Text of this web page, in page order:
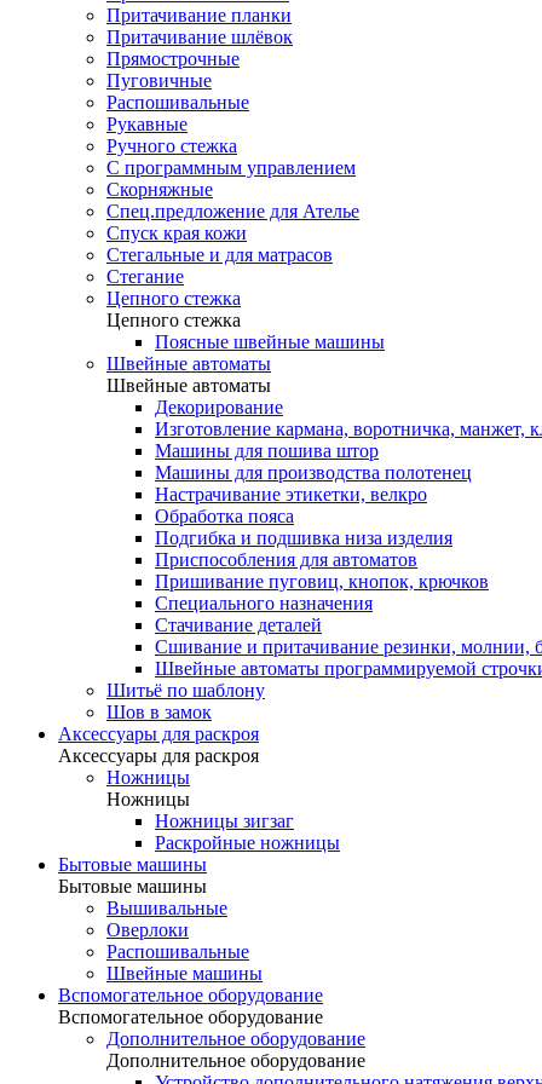
Притачивание планки
Притачивание шлёвок
Прямострочные
Пуговичные
Распошивальные
Рукавные
Ручного стежка
С программным управлением
Скорняжные
Спец.предложение для Ателье
Спуск края кожи
Стегальные и для матрасов
Стегание
Цепного стежка
Цепного стежка
Поясные швейные машины
Швейные автоматы
Швейные автоматы
Декорирование
Изготовление кармана, воротничка, манжет,
Машины для пошива штор
Машины для производства полотенец
Настрачивание этикетки, велкро
Обработка пояса
Подгибка и подшивка низа изделия
Приспособления для автоматов
Пришивание пуговиц, кнопок, крючков
Специального назначения
Стачивание деталей
Сшивание и притачивание резинки, молнии,
Швейные автоматы программируемой
Шитьё по шаблону
Шов в замок
Аксессуары для раскроя
Аксессуары для раскроя
Ножницы
Ножницы
Ножницы зигзаг
Раскройные ножницы
Бытовые машины
Бытовые машины
Вышивальные
Оверлоки
Распошивальные
Швейные машины
Вспомогательное оборудование
Вспомогательное оборудование
Дополнительное оборудование
Дополнительное оборудование